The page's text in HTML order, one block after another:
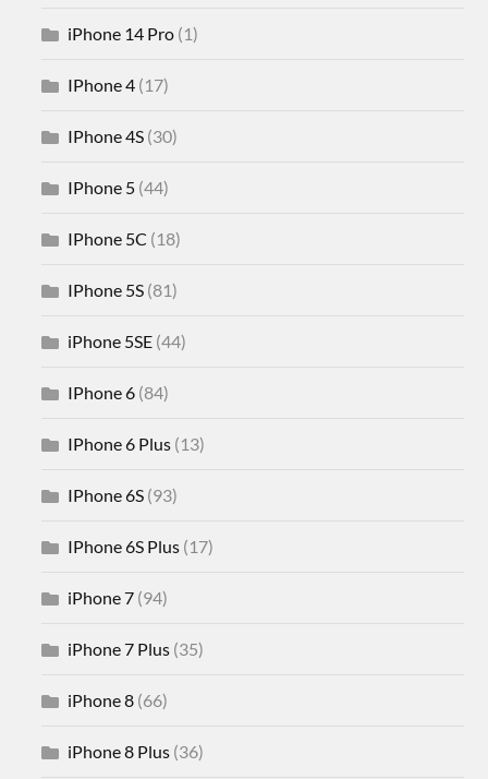
iPhone 14 Pro (1)
IPhone 4 (17)
IPhone 4S (30)
IPhone 5 (44)
IPhone 5C (18)
IPhone 5S (81)
iPhone 5SE (44)
IPhone 6 (84)
IPhone 6 Plus (13)
IPhone 6S (93)
IPhone 6S Plus (17)
iPhone 7 (94)
iPhone 7 Plus (35)
iPhone 8 (66)
iPhone 8 Plus (36)